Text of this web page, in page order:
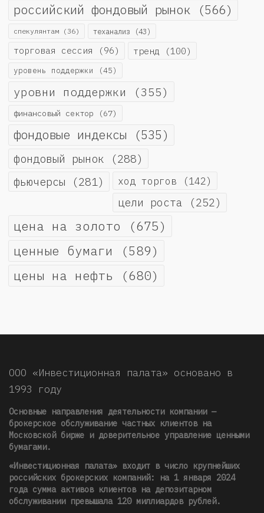
российский фондовый рынок (566)
спекулянтам (36) теханализ (43)
торговая сессия (96) тренд (100)
уровень поддержки (45)
уровни поддержки (355)
финансовый сектор (67)
фондовые индексы (535)
фондовый рынок (288)
фьючерсы (281) ход торгов (142)
цели роста (252)
цена на золото (675)
ценные бумаги (589)
цены на нефть (680)
ООО «Инвестиционная палата» основано в
1993 году
Основные направления деятельности компании —
брокерское обслуживание частных клиентов на
Московской бирже и доверительное управление ценными
бумагами.
«Инвестиционная палата» входит в число крупнейших
российских брокерских компаний: на 1 января 2024
года сумма активов клиентов на депозитарном
обслуживании превышала 120 миллиардов рублей.